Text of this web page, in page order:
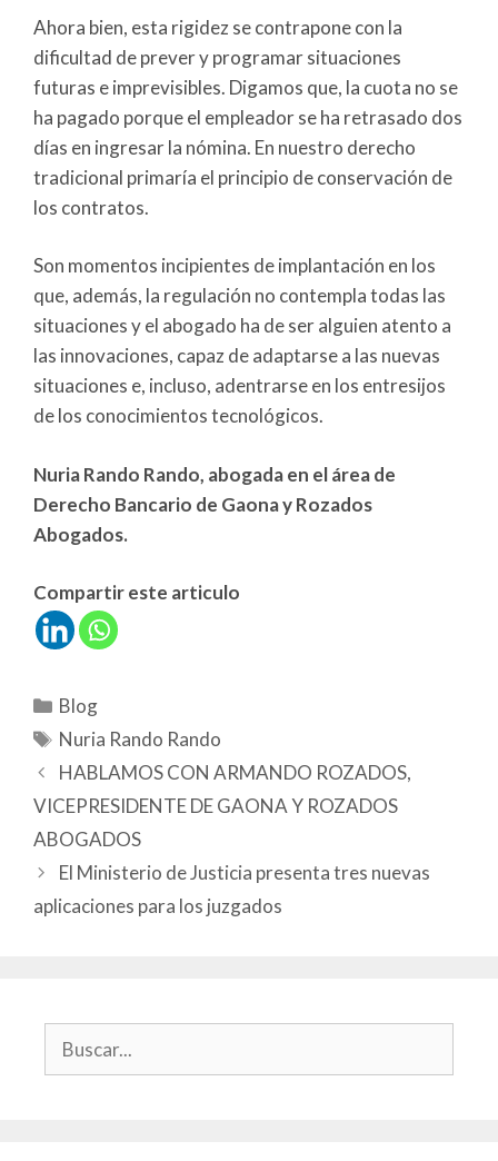
Ahora bien, esta rigidez se contrapone con la
dificultad de prever y programar situaciones
futuras e imprevisibles. Digamos que, la cuota no se
ha pagado porque el empleador se ha retrasado dos
días en ingresar la nómina. En nuestro derecho
tradicional primaría el principio de conservación de
los contratos.
Son momentos incipientes de implantación en los
que, además, la regulación no contempla todas las
situaciones y el abogado ha de ser alguien atento a
las innovaciones, capaz de adaptarse a las nuevas
situaciones e, incluso, adentrarse en los entresijos
de los conocimientos tecnológicos.
Nuria Rando Rando, abogada en el área de
Derecho Bancario de Gaona y Rozados
Abogados.
Compartir este articulo
Blog
Nuria Rando Rando
HABLAMOS CON ARMANDO ROZADOS,
VICEPRESIDENTE DE GAONA Y ROZADOS
ABOGADOS
El Ministerio de Justicia presenta tres nuevas
aplicaciones para los juzgados